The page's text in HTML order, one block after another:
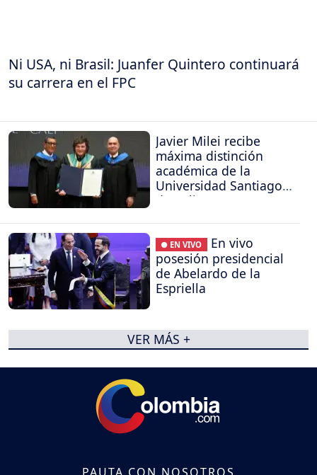
Ni USA, ni Brasil: Juanfer Quintero continuará
su carrera en el FPC
Javier Milei recibe
máxima distinción
académica de la
Universidad Santiago
de Cali
● EN VIVO
En vivo
posesión presidencial
de Abelardo de la
Espriella
VER MÁS +